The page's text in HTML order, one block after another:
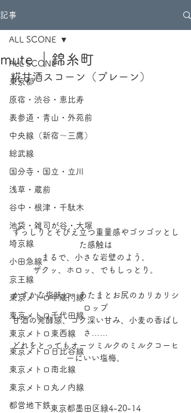
記事
ALL SCONE
東京都
原宿・渋谷・恵比寿
表参道・青山・外苑前
中央線（新宿～三鷹）
総武線
国分寺・国立・立川
浅草・蔵前
谷中・根津・千駄木
池袋・雑司が谷・大塚
埼京線
小田急線
京王線
東京メトロ半蔵門線
東京メトロ千代田線
東京メトロ東西線
東京メトロ日比谷線
東京メトロ南北線
東京メトロ丸ノ内線
都営地下鉄
ALL SCONE
mute ｜錦糸町
糀甘酒スコーン（プレーン）
ずっしりとそびえ立つ重量感やゴツゴツとし
た感触は
まるで、小さな岩壁のよう。
ザクッ、ホロッ、でもしっとり。
かすかな塩味に、あたまとお尻のカリカリシ
ロップ
甘酒の発酵感、コク深い甘み、小麦の香ばし
さ……
どれをとってもオーツミルクのミルクコーヒ
ーにいい塩梅。
東京都墨田区緑4-20-14